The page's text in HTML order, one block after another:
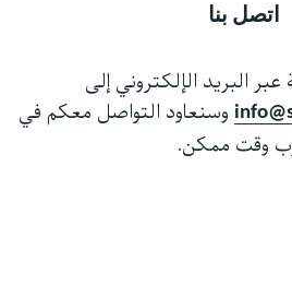
اتصل بنا
عبر البريد الإلكتروني إلى
وسنعاود التواصل معكم في
وقت ممكن.